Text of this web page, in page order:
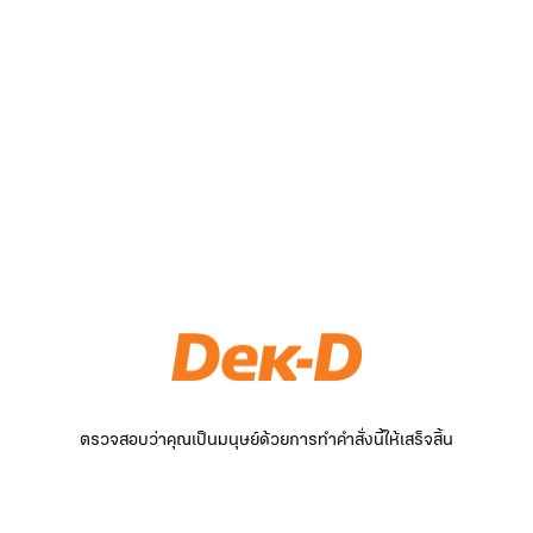
ตรวจสอบว่าคุณเป็นมนุษย์ด้วยการทำคำสั่งนี้ให้เสร็จสิ้น